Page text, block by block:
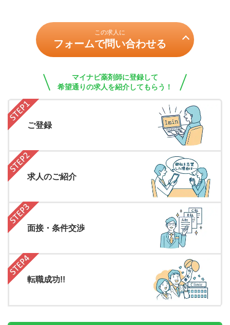
この求人に
フォームで問い合わせる
マイナビ薬剤師に登録して
希望通りの求人を紹介してもらう！
ご登録
求人のご紹介
面接・条件交渉
転職成功!!